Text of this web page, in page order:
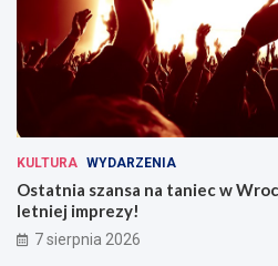
KULTURA WYDARZENIA
Ostatnia szansa na taniec w
letniej imprezy!
7 sierpnia 2026